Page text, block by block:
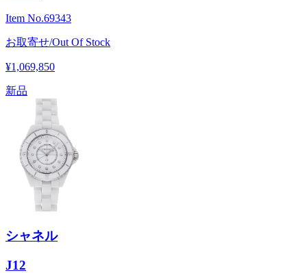
Item No.69343
お取寄せ/Out Of Stock
¥1,069,850
新品
シャネル
J12